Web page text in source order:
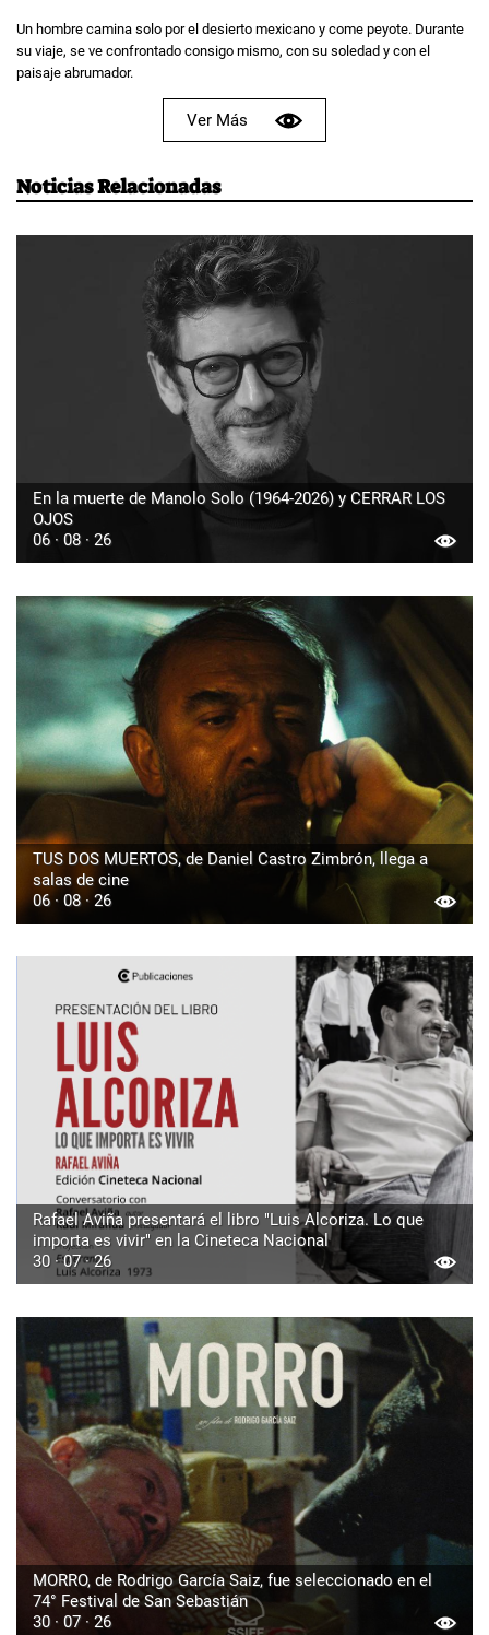
Un hombre camina solo por el desierto mexicano y come peyote. Durante
su viaje, se ve confrontado consigo mismo, con su soledad y con el
paisaje abrumador.
Ver Más
Noticias Relacionadas
En la muerte de Manolo Solo (1964-2026) y CERRAR LOS
OJOS
06 · 08 · 26
TUS DOS MUERTOS, de Daniel Castro Zimbrón, llega a
salas de cine
06 · 08 · 26
Rafael Aviña presentará el libro "Luis Alcoriza. Lo que
importa es vivir" en la Cineteca Nacional
30 · 07 · 26
MORRO, de Rodrigo García Saiz, fue seleccionado en el
74° Festival de San Sebastián
30 · 07 · 26